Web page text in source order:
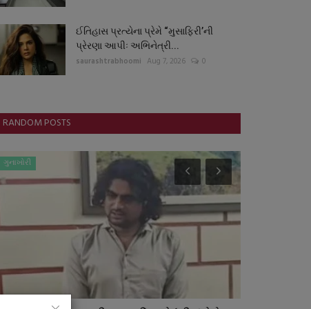
ઈતિહાસ પ્રત્યેના પ્રેમે “મુસાફિરી’ની
પ્રેરણા આપીઃ અભિનેત્રી...
saurashtrabhoomi Aug 7, 2026 0
RANDOM POSTS
ગુનાખોરી